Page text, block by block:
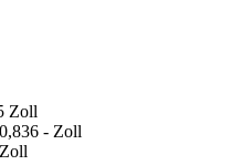
Zoll
- Zoll